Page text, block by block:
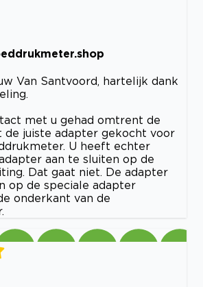
Van Santvoord, hartelijk dank
met u gehad omtrent de
de juiste adapter gekocht voor
U heeft echter
aan te sluiten op de
Dat gaat niet. De adapter
op de speciale adapter
onderkant van de